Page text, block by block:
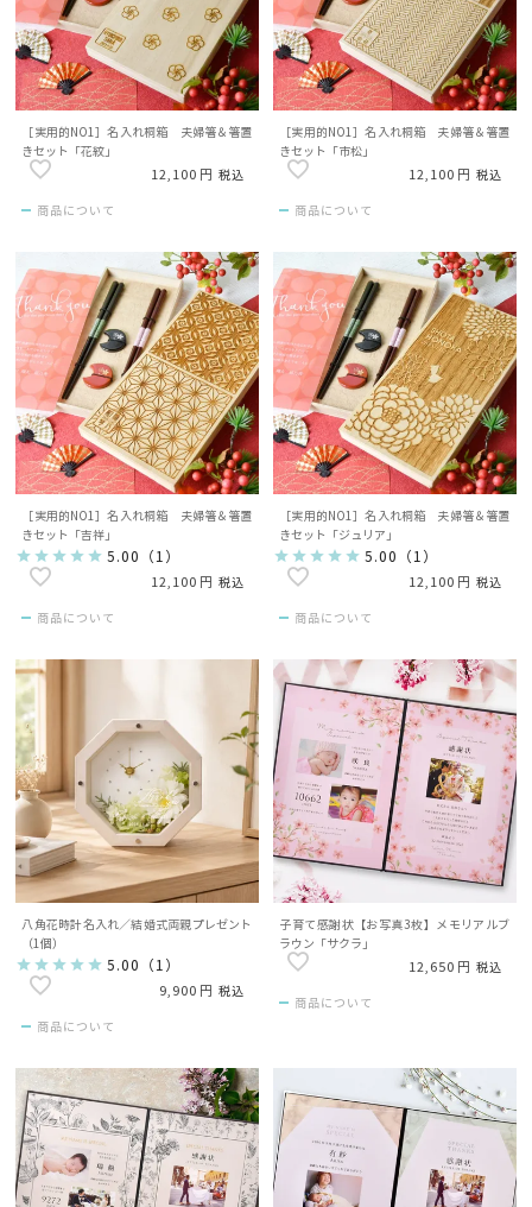
［実用的NO1］名入れ桐箱 夫婦箸＆箸置
きセット「花紋」
12,100 税込
商品について
［実用的NO1］名入れ桐箱 夫婦箸＆箸置
きセット「市松」
12,100 税込
商品について
［実用的NO1］名入れ桐箱 夫婦箸＆箸置
きセット「吉祥」
5.00 （ 1 ）
12,100 税込
商品について
［実用的NO1］名入れ桐箱 夫婦箸＆箸置
きセット「ジュリア」
5.00 （ 1 ）
12,100 税込
商品について
八角花時計名入れ／結婚式両親プレゼント
（1個）
5.00 （ 1 ）
9,900 税込
商品について
子育て感謝状【お写真3枚】メモリアルブ
ラウン「サクラ」
12,650 税込
商品について